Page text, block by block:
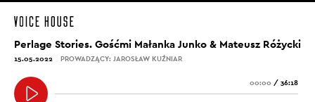
Perlage Stories. Gośćmi Małanka Junko & Mateusz Różycki
15.05.2022 PROWADZĄCY: JAROSŁAW KUŹNIAR
00:00 / 36:18